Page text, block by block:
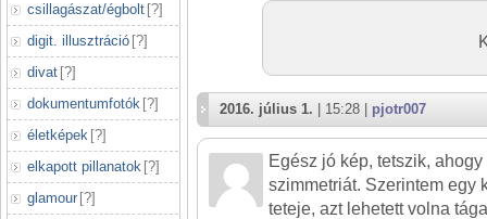
csillagászat/égbolt [?]
digit. illusztráció [?]
divat [?]
dokumentumfotók [?]
életképek [?]
elkapott pillanatok [?]
glamour [?]
2016. július 1. | 15:28 | pjotr007
Egész jó kép, tetszik,
szimmetriát. Szerintem egy
teteje, azt lehetett volna